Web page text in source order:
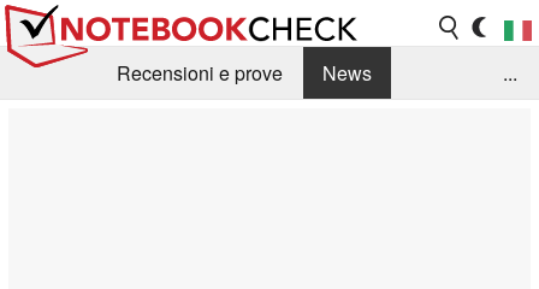
Recensioni e prove
News
...